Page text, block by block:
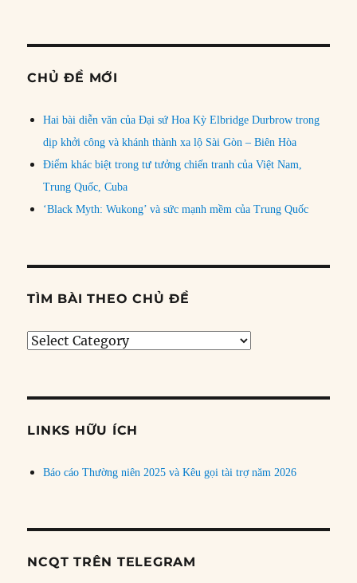
CHỦ ĐỀ MỚI
Hai bài diễn văn của Đại sứ Hoa Kỳ Elbridge Durbrow trong
dịp khởi công và khánh thành xa lộ Sài Gòn – Biên Hòa
Điểm khác biệt trong tư tưởng chiến tranh của Việt Nam,
Trung Quốc, Cuba
‘Black Myth: Wukong’ và sức mạnh mềm của Trung Quốc
TÌM BÀI THEO CHỦ ĐỀ
Tìm
đề
LINKS HỮU ÍCH
Báo cáo Thường niên 2025 và Kêu gọi tài trợ năm 2026
NCQT TRÊN TELEGRAM